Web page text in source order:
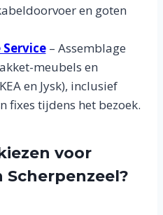
en goten
– Assemblage
meubels en
en Jysk), inclusief
fixes tijdens het bezoek.
voor
Scherpenzeel?